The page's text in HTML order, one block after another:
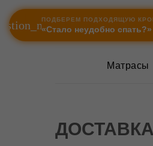
Матрасы
ДОСТАВКА
ПОДБЕРЕМ ПОДХОДЯЩУЮ
«Стало неудобно спать?»